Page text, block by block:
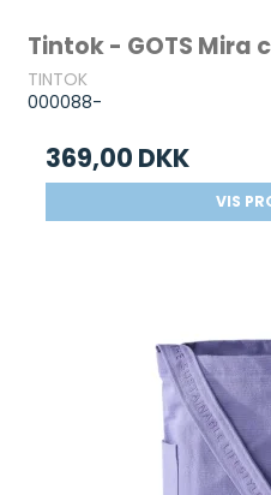
Tintok - GOTS Mira
TINTOK
000088-
369,00 DKK
VIS